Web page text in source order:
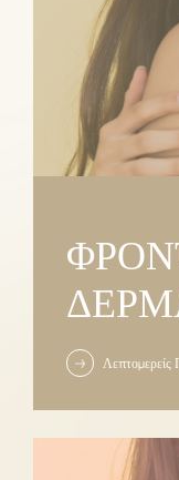
Λεπτομερείς